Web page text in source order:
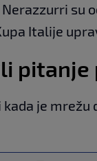
su
Italije
pitanje
je mrežu